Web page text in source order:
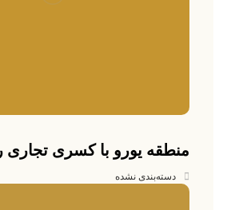
منطقه یورو با کسری تجاری
دسته‌بندی نشده